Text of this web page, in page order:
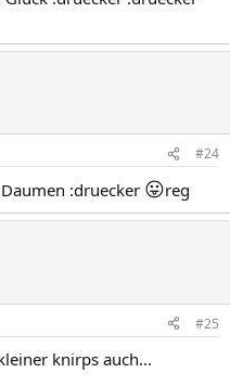
#24
:druecker 😛reg
#25
knirps auch...